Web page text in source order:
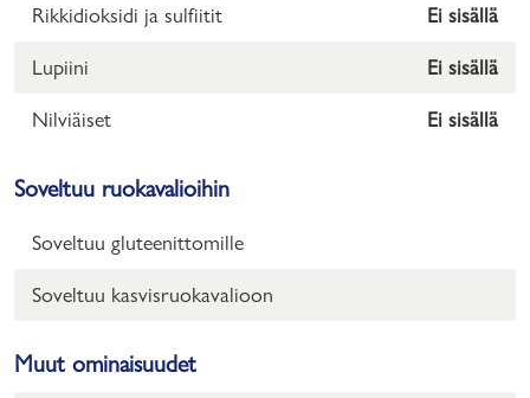
Rikkidioksidi ja sulfiitit Ei sisällä
Lupiini Ei sisällä
Nilviäiset Ei sisällä
Soveltuu ruokavalioihin
Soveltuu gluteenittomille
Soveltuu kasvisruokavalioon
Muut ominaisuudet